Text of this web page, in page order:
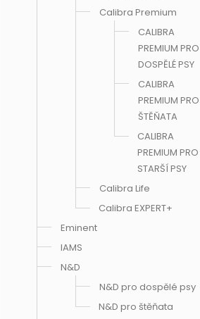
Calibra Premium
CALIBRA
PREMIUM PRO
DOSPĚLÉ PSY
CALIBRA
PREMIUM PRO
ŠTĚŇATA
CALIBRA
PREMIUM PRO
STARŠÍ PSY
Calibra Life
Calibra EXPERT+
Eminent
IAMS
N&D
N&D pro dospělé psy
N&D pro štěňata